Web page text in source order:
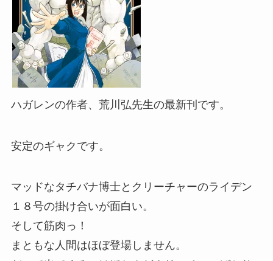
ハガレンの作者、荒川弘先生の最新刊です。
安定のギャクです。
マッドなタチバナ博士とクリーチャーのライデン
１８号の掛け合いが面白い。
そして筋肉っ！
まともな人間はほぼ登場しません。